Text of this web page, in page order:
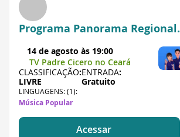
Programa Panorama Regional.
14 de agosto às 19:00
TV Padre Cicero no Ceará
CLASSIFICAÇÃO:
LIVRE
ENTRADA:
Gratuito
LINGUAGENS: (1):
Música Popular
Acessar